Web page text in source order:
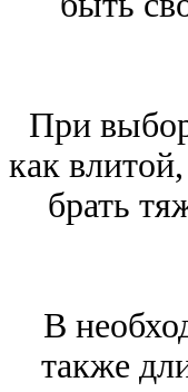
При
как
брать
В
также